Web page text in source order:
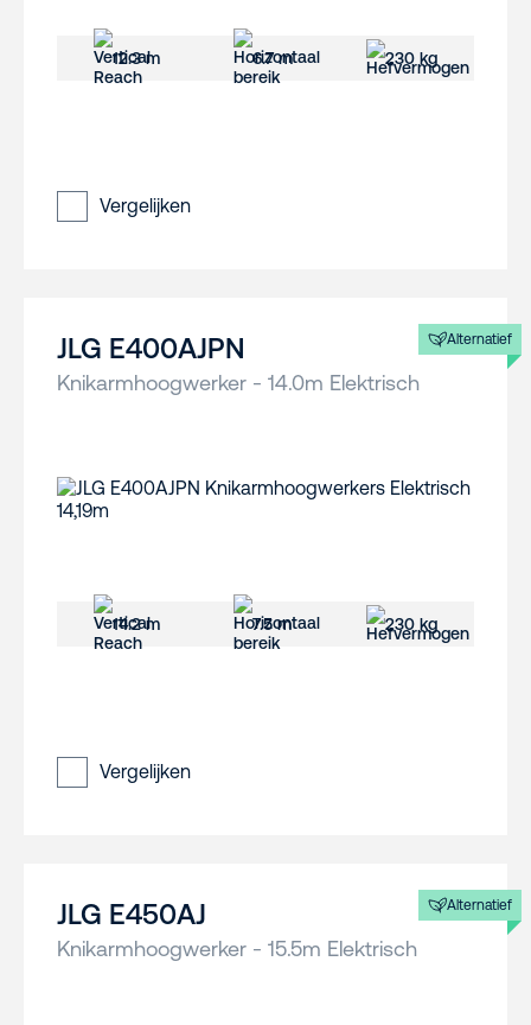
12.3 m 6.7 m 230 kg
Vergelijken
Alternatief
JLG E400AJPN
Knikarmhoogwerker - 14.0m Elektrisch
14.2 m 7.5 m 230 kg
Vergelijken
Alternatief
JLG E450AJ
Knikarmhoogwerker - 15.5m Elektrisch